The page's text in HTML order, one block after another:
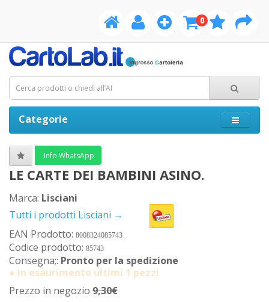
0
Categorie
Info WhatsApp
LE CARTE DEI BAMBINI ASINO.
Marca: Lisciani
Tutti i prodotti Lisciani →
EAN Prodotto: 8008324085743
Codice prodotto: 85743
Consegna;: Pronto per la spedizione
● In esaurimento ultimi 1 pezzi
Prezzo in negozio 9,30€